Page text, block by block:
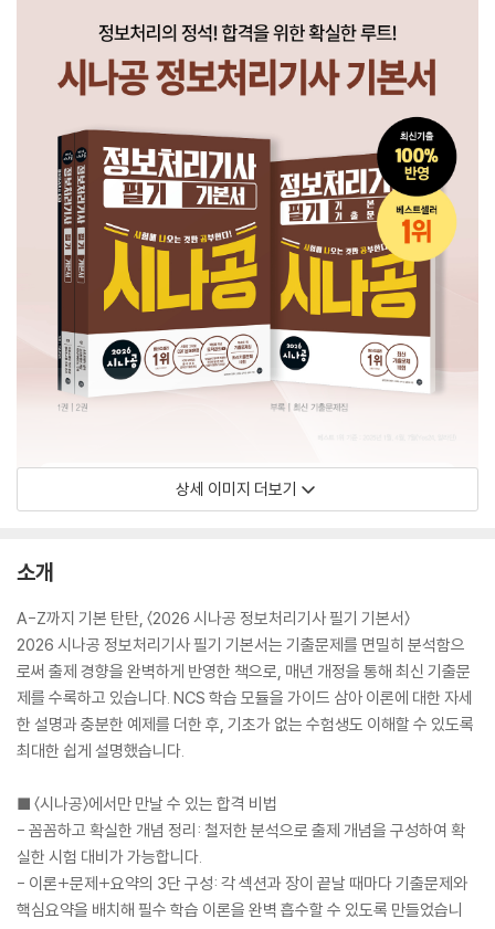
상세 이미지 더보기
소개
A-Z까지 기본 탄탄, 〈2026 시나공 정보처리기사 필기 기본서〉
2026 시나공 정보처리기사 필기 기본서는 기출문제를 면밀히 분석함으
로써 출제 경향을 완벽하게 반영한 책으로, 매년 개정을 통해 최신 기출문
제를 수록하고 있습니다. NCS 학습 모듈을 가이드 삼아 이론에 대한 자세
한 설명과 충분한 예제를 더한 후, 기초가 없는 수험생도 이해할 수 있도록
최대한 쉽게 설명했습니다.
■ 〈시나공〉에서만 만날 수 있는 합격 비법
- 꼼꼼하고 확실한 개념 정리: 철저한 분석으로 출제 개념을 구성하여 확
실한 시험 대비가 가능합니다.
- 이론+문제+요약의 3단 구성: 각 섹션과 장이 끝날 때마다 기출문제와
핵심요약을 배치해 필수 학습 이론을 완벽 흡수할 수 있도록 만들었습니